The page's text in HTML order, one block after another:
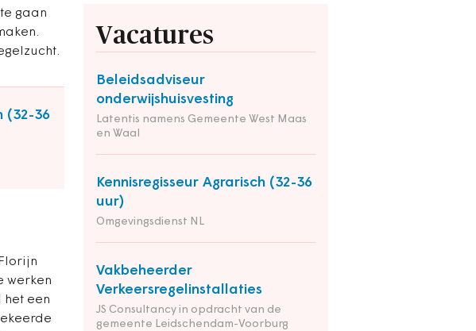
gaan
(32-36
Vacatures
Beleidsadviseur
onderwijshuisvesting
Latentis namens Gemeente West Maas
en Waal
Kennisregisseur Agrarisch (32-36
uur)
Omgevingsdienst NL
Vakbeheerder
Verkeersregelinstallaties
JS Consultancy in opdracht van de
gemeente Leidschendam-Voorburg
werken
een